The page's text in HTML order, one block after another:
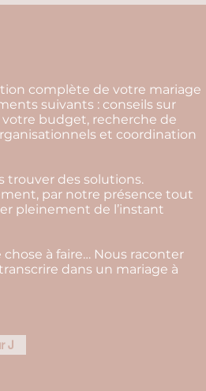
complète de votre mariage
suivants : conseils sur
votre budget, recherche de
et coordination
trouver des solutions.
par notre présence tout
pleinement de l’instant
à faire… Nous raconter
dans un mariage à
J